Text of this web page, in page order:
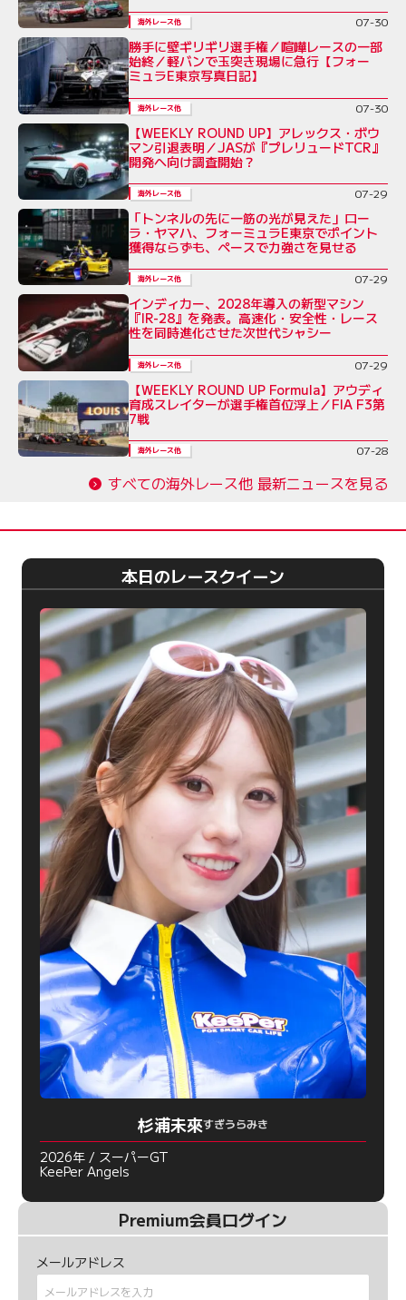
海外レース他 07-30
勝手に壁ギリギリ選手権／喧嘩レースの一部
始終／軽バンで玉突き現場に急行【フォー
ミュラE東京写真日記】
海外レース他 07-30
【WEEKLY ROUND UP】アレックス・ボウ
マン引退表明／JASが『プレリュードTCR』
開発へ向け調査開始？
海外レース他 07-29
「トンネルの先に一筋の光が見えた」ロー
ラ・ヤマハ、フォーミュラE東京でポイント
獲得ならずも、ペースで力強さを見せる
海外レース他 07-29
インディカー、2028年導入の新型マシン
『IR-28』を発表。高速化・安全性・レース
性を同時進化させた次世代シャシー
海外レース他 07-29
【WEEKLY ROUND UP Formula】アウディ
育成スレイターが選手権首位浮上／FIA F3第
7戦
海外レース他 07-28
すべての海外レース他 最新ニュースを見る
本日のレースクイーン
杉浦未來すぎうらみき
2026年 / スーパーGT
KeePer Angels
Premium会員ログイン
メールアドレス